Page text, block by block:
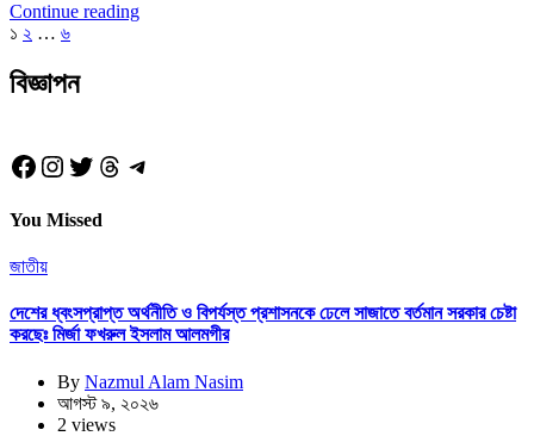
Continue reading
Posts
pagination
১ ২ … ৬
বিজ্ঞাপন
Facebook
Instagram
Twitter
Threads
Telegram
You Missed
জাতীয়
দেশের ধ্বংসপ্রাপ্ত অর্থনীতি ও বিপর্যস্ত প্রশাসনকে ঢেলে সাজাতে বর্তমান সরকার চেষ্টা
করছেঃ মির্জা ফখরুল ইসলাম আলমগীর
By Nazmul Alam Nasim
আগস্ট ৯, ২০২৬
2 views